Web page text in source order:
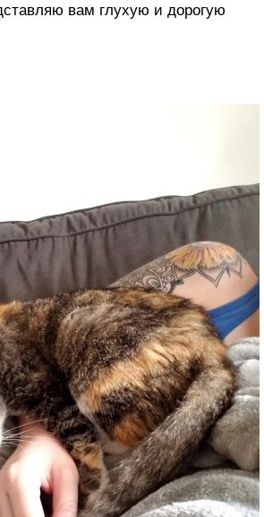
вам глухую и дорогую